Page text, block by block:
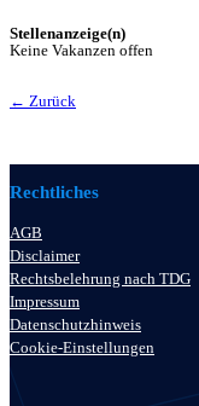
Stellenanzeige(n)
Keine Vakanzen offen
← Zurück
Rechtliches
AGB
Disclaimer
Rechtsbelehrung nach TDG
Impressum
Datenschutzhinweis
Cookie-Einstellungen